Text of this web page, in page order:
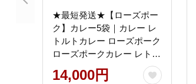
★最短発送★【ローズポー
ク】カレー5袋｜カレー レ
トルトカレー ローズポーク
ローズポークカレー レトル
ト レトルトパック 銘柄豚
簡単 備蓄 最短発送 スピ
14,000円